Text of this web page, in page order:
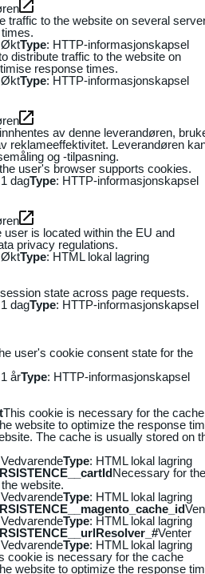
traffic to the website on several
ØktType: HTTP-informasjonskapsel
distribute traffic to the website on
response times.
ØktType: HTTP-informasjonskapsel
av denne leverandøren,
reklameeffektivitet. Leverandøren
og -tilpasning.
user's browser supports cookies.
dagType: HTTP-informasjonskapsel
is located within the EU and
privacy regulations.
ØktType: HTML lokal lagring
state across page requests.
dagType: HTTP-informasjonskapsel
user's cookie consent state for the
årType: HTTP-informasjonskapsel
This cookie is necessary for the cache
website to optimize the response
The cache is usually stored on
Type: HTML lokal lagring
Necessary for the
website.
Type: HTML lokal lagring
Type: HTML lokal lagring
Venter
Type: HTML lokal lagring
cookie is necessary for the cache
website to optimize the response